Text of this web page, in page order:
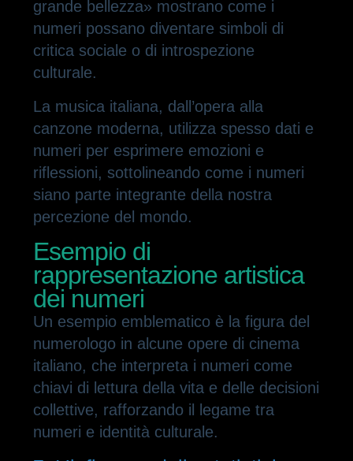
grande bellezza» mostrano come i
numeri possano diventare simboli di
critica sociale o di introspezione
culturale.
La musica italiana, dall’opera alla
canzone moderna, utilizza spesso dati e
numeri per esprimere emozioni e
riflessioni, sottolineando come i numeri
siano parte integrante della nostra
percezione del mondo.
Esempio di
rappresentazione artistica
dei numeri
Un esempio emblematico è la figura del
numerologo in alcune opere di cinema
italiano, che interpreta i numeri come
chiavi di lettura della vita e delle decisioni
collettive, rafforzando il legame tra
numeri e identità culturale.